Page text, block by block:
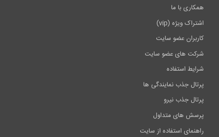
همکاری با ما
اشتراک ویژه (vip)
کاربران عضو سایت
شرکت های عضو سایت
شرایط استفاده
پرتال جذب نمایندگی ها
پرتال جذب نیرو
پرسش های متداول
راهنمای استفاده از سایت